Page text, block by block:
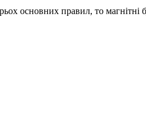
основних правил, то магнітні